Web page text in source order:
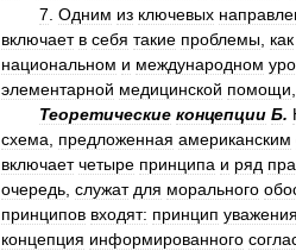
7 Одним из ключевых
включает в себя такие проблемы как
национальном и международном
элементарной медицинской помощи
Теоретические концепции Б.
схема
предложенная американским
включает четыре принципа и ряд
очередь служат для морального
принципов входят: принцип уважения
концепция информированного